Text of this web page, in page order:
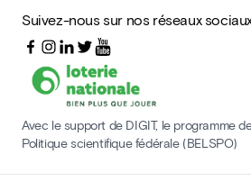
Suivez-nous sur nos réseaux
Avec le support de DIGIT, le programme
Politique scientifique fédérale (BELSPO)